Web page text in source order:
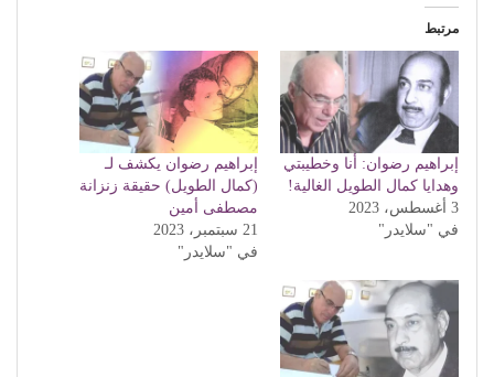
مرتبط
إبراهيم رضوان: أنا وخطيبتي
وهدايا كمال الطويل الغالية!
3 أغسطس، 2023
في "سلايدر"
إبراهيم رضوان يكشف لـ
(كمال الطويل) حقيقة زنزانة
مصطفى أمين
21 سبتمبر، 2023
في "سلايدر"